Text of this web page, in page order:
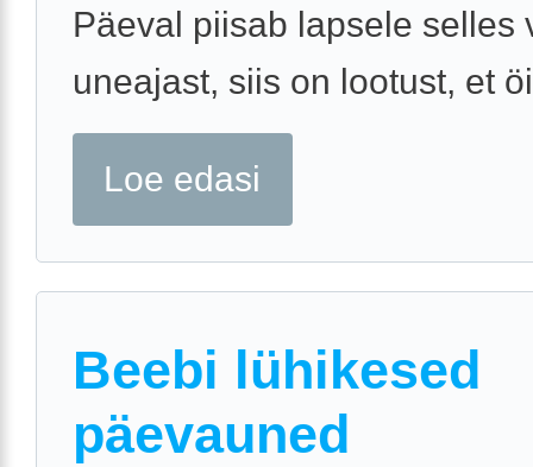
Päeval piisab lapsele selles
uneajast, siis on lootust, et
Loe edasi
Beebi lühikesed
päevauned